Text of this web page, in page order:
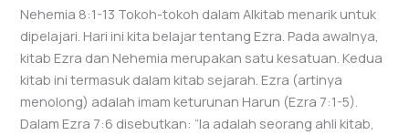
Nehemia 8:1-13 Tokoh-tokoh dalam Alkitab menarik untuk
dipelajari. Hari ini kita belajar tentang Ezra. Pada awalnya,
kitab Ezra dan Nehemia merupakan satu kesatuan. Kedua
kitab ini termasuk dalam kitab sejarah. Ezra (artinya
menolong) adalah imam keturunan Harun (Ezra 7:1-5).
Dalam Ezra 7:6 disebutkan: “Ia adalah seorang ahli kitab,